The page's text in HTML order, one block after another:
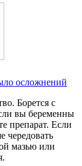
осложнений
Борется с
вы беременны
препарат. Если
чередовать
мазью или